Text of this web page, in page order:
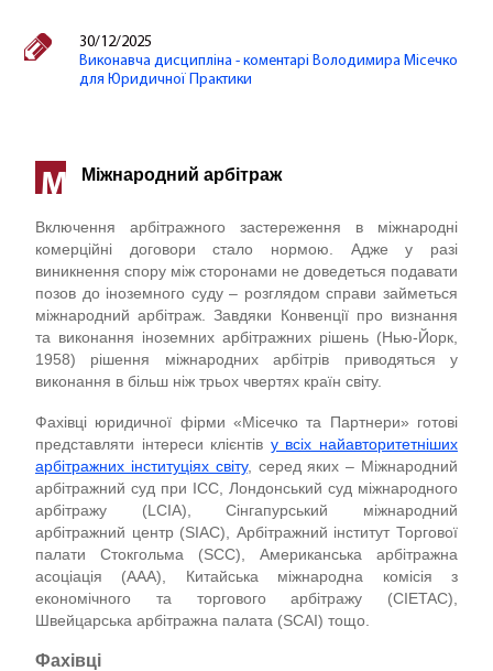
30/12/2025
Виконавча дисципліна - коментарі Володимира Місечко
для Юридичної Практики
М Міжнародний арбітраж
Включення арбітражного застереження в міжнародні
комерційні договори стало нормою. Адже у разі
виникнення спору між сторонами не доведеться подавати
позов до іноземного суду – розглядом справи займеться
міжнародний арбітраж. Завдяки Конвенції про визнання
та виконання іноземних арбітражних рішень (Нью-Йорк,
1958) рішення міжнародних арбітрів приводяться у
виконання в більш ніж трьох чвертях країн світу.
Фахівці юридичної фірми «Місечко та Партнери» готові
представляти інтереси клієнтів у всіх найавторитетніших
арбітражних інституціях світу, серед яких – Міжнародний
арбітражний суд при ICC, Лондонський суд міжнародного
арбітражу (LCIA), Сінгапурський міжнародний
арбітражний центр (SIAC), Арбітражний інститут Торгової
палати Стокгольма (SCC), Американська арбітражна
асоціація (AAA), Китайська міжнародна комісія з
економічного та торгового арбітражу (CIETAC),
Швейцарська арбітражна палата (SCAI) тощо.
Фахівці